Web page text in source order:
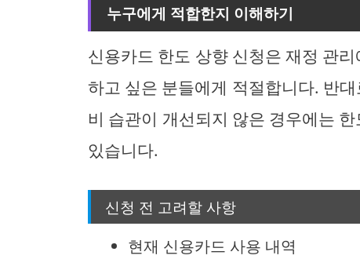
누구에게 적합한지 이해하기
신용카드 한도 상향 신청은 재정 관
하고 싶은 분들에게 적절합니다. 반
비 습관이 개선되지 않은 경우에는
있습니다.
신청 전 고려할 사항
현재 신용카드 사용 내역